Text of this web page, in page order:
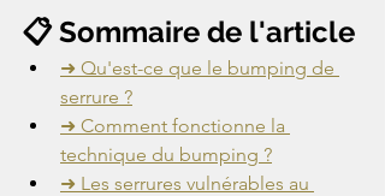
📋 Sommaire de l'article
➜ Qu'est-ce que le bumping de
serrure ?
➜ Comment fonctionne la
technique du bumping ?
➜ Les serrures vulnérables au